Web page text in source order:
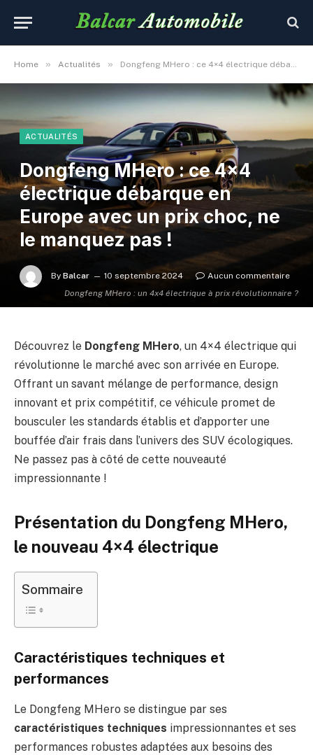
Home » Actualités » Dongfeng MHero : ce 4×4 électrique débarque en Europe avec un prix choc, ne le manquez pas !
Dongfeng MHero : un 4x4 électrique à prix révolutionnaire ?
ACTUALITÉS
Dongfeng MHero : ce 4×4
électrique débarque en
Europe avec un prix choc, ne
le manquez pas !
By Balcar 10 septembre 2024 Aucun commentaire
Découvrez le Dongfeng MHero, un 4×4 électrique qui
révolutionne le marché avec son arrivée en Europe.
Offrant un savant mélange de performance, design
innovant et prix compétitif, ce véhicule promet de
bousculer les standards établis et d’apporter une
bouffée d’air frais dans l’univers des SUV écologiques.
Ne passez pas à côté de cette nouveauté
impressionnante !
Présentation du Dongfeng MHero,
le nouveau 4×4 électrique
Sommaire
Caractéristiques techniques et
performances
Le Dongfeng MHero se distingue par ses
caractéristiques techniques impressionnantes et ses
performances robustes adaptées aux besoins des